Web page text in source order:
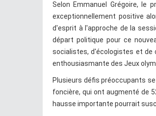
Selon Emmanuel Grégoire, le
exceptionnellement positive
d'esprit à l'approche de la
départ politique pour ce
socialistes, d'écologistes et de
enthousiasmante des Jeux
Plusieurs défis préoccupants
foncière, qui ont augmenté de
hausse importante pourrait